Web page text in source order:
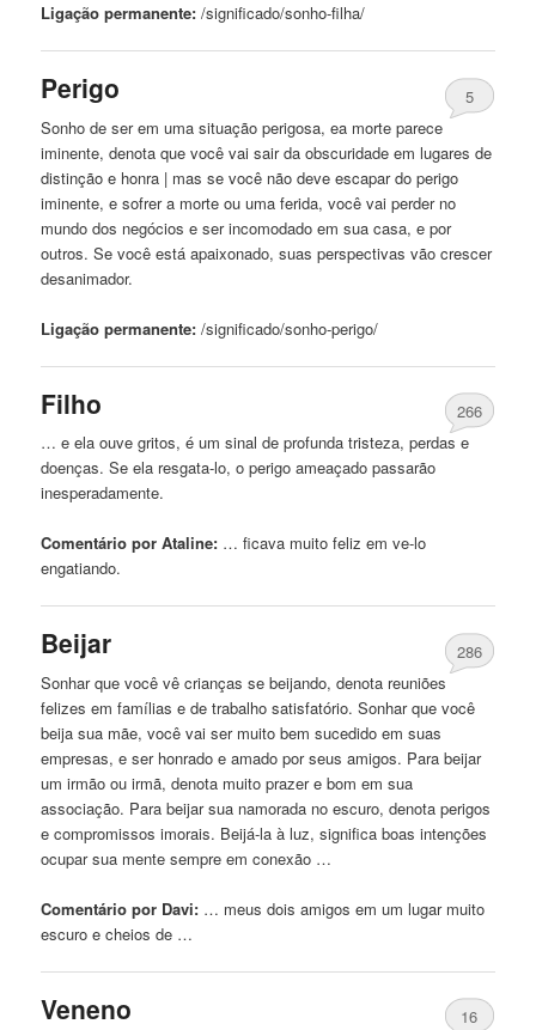
Ligação permanente: /significado/sonho-filha/
Perigo
5
Sonho de serem uma situação perigosa, ea morte parece
iminente, denota que você vai sair da obscuridadeem lugares de
distinção e honra | mas se você não deve escapar doperigo
iminente, e sofrer a morte ou uma ferida, você vai perder no
mundo dos negócios e ser incomodadoem sua casa, e por
outros. Se você está apaixonado, suas perspectivas vão crescer
desanimador.
Ligação permanente: /significado/sonho-perigo/
Filho
266
… e ela ouve gritos, é um sinal de profunda tristeza, perdas e
doenças. Se ela resgata-lo, operigo ameaçado passarão
inesperadamente.
Comentário por Ataline: … ficava muito felizem ve-lo
engatiando.
Beijar
286
Sonhar que você vê crianças se beijando, denota reuniões
felizesem famílias e de trabalho satisfatório. Sonhar que você
beija sua mãe, você vai ser muito bem sucedidoem suas
empresas, e ser honrado e amado por seus amigos. Para beijar
um irmão ou irmã, denota muito prazer e bomem sua
associação. Para beijar sua namorada no escuro, denota perigos
e compromissos imorais. Beijá-la à luz, significa boas intenções
ocupar sua mente sempreem conexão …
Comentário por Davi: … meus dois amigosem um lugar muito
escuro e cheios de …
Veneno
16